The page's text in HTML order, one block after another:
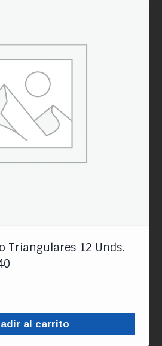
Triangulares 12 Unds.
al carrito